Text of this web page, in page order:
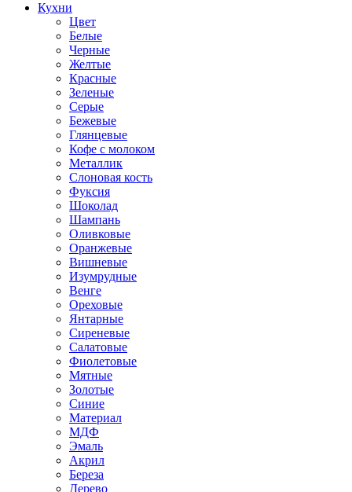
Кухни
Цвет
Белые
Черные
Желтые
Красные
Зеленые
Серые
Бежевые
Глянцевые
Кофе с молоком
Металлик
Слоновая кость
Фуксия
Шоколад
Шампань
Оливковые
Оранжевые
Вишневые
Изумрудные
Венге
Ореховые
Янтарные
Сиреневые
Салатовые
Фиолетовые
Мятные
Золотые
Синие
Материал
МДФ
Эмаль
Акрил
Береза
Дерево